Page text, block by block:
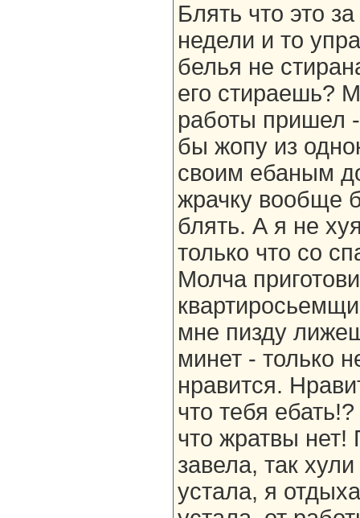
Блять что это
недели и то
белья не
его стираешь?
работы пришел
бы жопу из
своим ебаным
жрачку вообще
блять. А я не
только что со
Молча
мне пизду
минет - только
нравится.
что тебя
что жратвы нет!
завела, так
устала, я